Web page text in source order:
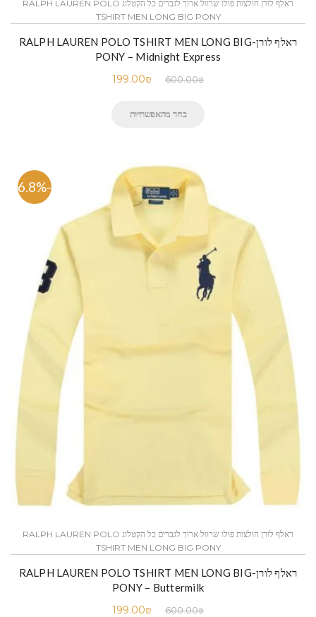
ראלף לורן חולצות פולו שרוול ארוך לגברים כל הקטלוג RALPH LAUREN POLO
TSHIRT MEN LONG BIG PONY
ראלף לורן-RALPH LAUREN POLO TSHIRT MEN LONG BIG
PONY – Midnight Express
600.00₪
199.00₪
בחר מהאפשרויות
-66.8%
ראלף לורן חולצות פולו שרוול ארוך לגברים כל הקטלוג RALPH LAUREN POLO
TSHIRT MEN LONG BIG PONY
ראלף לורן-RALPH LAUREN POLO TSHIRT MEN LONG BIG
PONY – Buttermilk
600.00₪
199.00₪